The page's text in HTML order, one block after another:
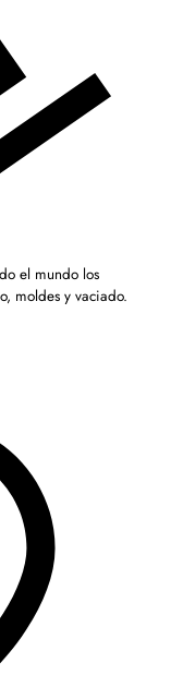
el mundo los
moldes y vaciado.